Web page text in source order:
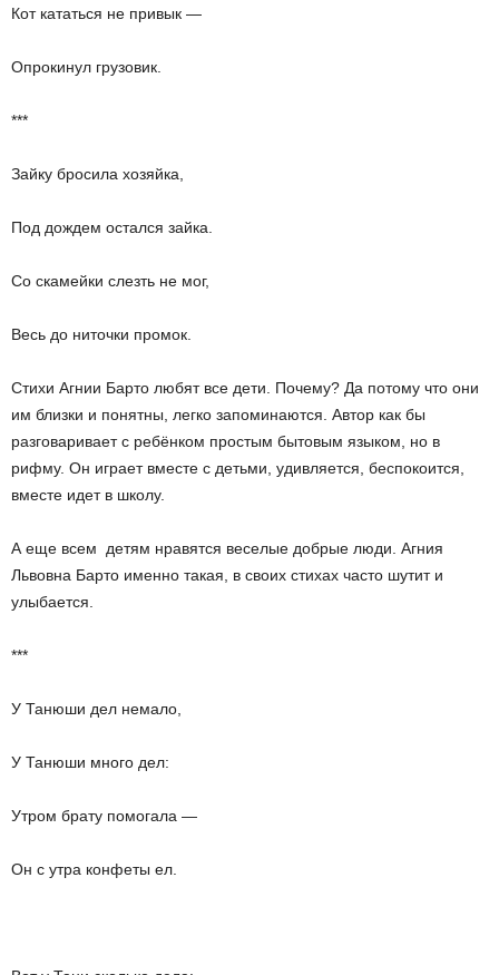
Кот кататься не привык —
Опрокинул грузовик.
***
Зайку бросила хозяйка,
Под дождем остался зайка.
Со скамейки слезть не мог,
Весь до ниточки промок.
Стихи Агнии Барто любят все дети. Почему? Да потому что они
им близки и понятны, легко запоминаются. Автор как бы
разговаривает с ребёнком простым бытовым языком, но в
рифму. Он играет вместе с детьми, удивляется, беспокоится,
вместе идет в школу.
А еще всем детям нравятся веселые добрые люди. Агния
Львовна Барто именно такая, в своих стихах часто шутит и
улыбается.
***
У Танюши дел немало,
У Танюши много дел:
Утром брату помогала —
Он с утра конфеты ел.